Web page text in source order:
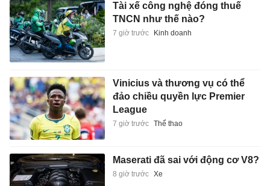
Tài xế công nghệ đóng thuế
TNCN như thế nào?
7 giờ trước Kinh doanh
Vinicius và thương vụ có thể
đảo chiều quyền lực Premier
League
7 giờ trước Thể thao
Maserati đã sai với động cơ V8?
8 giờ trước Xe